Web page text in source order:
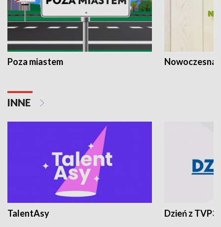
Poza miastem Nowoczesna
INNE
TalentAsy Dzień z TVP3